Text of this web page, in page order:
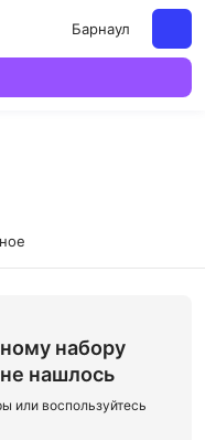
Барнаул
набору
нашлось
или воспользуйтесь